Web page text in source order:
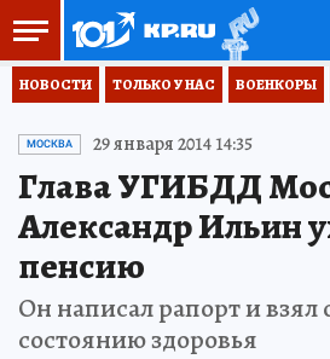
НОВОСТИ ТОЛЬКО У НАС ВОЕНКОРЫ
МОСКВА 29 января 2014 14:35
Глава УГИБДД
Александр Ильин
пенсию
Он написал рапорт и взял
состоянию здоровья